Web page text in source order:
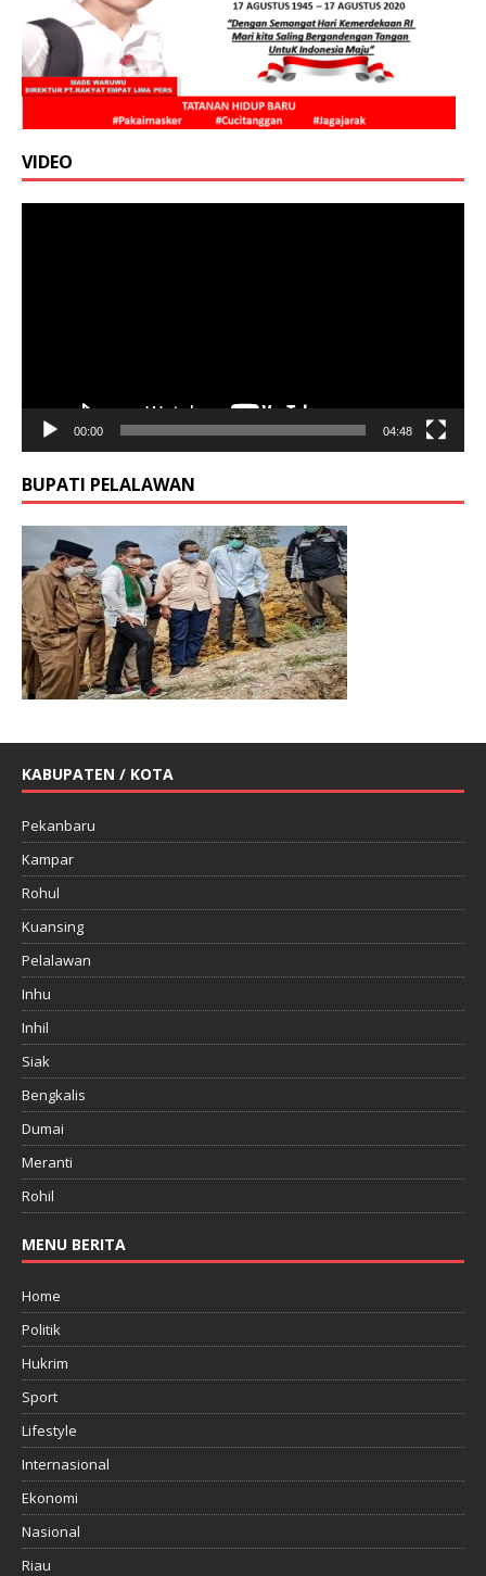
VIDEO
00:00 04:48
BUPATI PELALAWAN
KABUPATEN / KOTA
Pekanbaru
Kampar
Rohul
Kuansing
Pelalawan
Inhu
Inhil
Siak
Bengkalis
Dumai
Meranti
Rohil
MENU BERITA
Home
Politik
Hukrim
Sport
Lifestyle
Internasional
Ekonomi
Nasional
Riau